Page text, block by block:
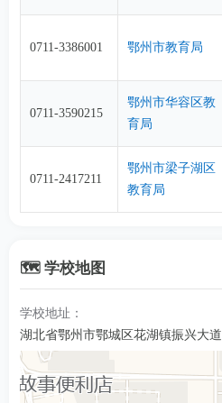
0711-3386001 鄂州市教育局
0711-3590215
鄂州市华容区教
育局
0711-2417211
鄂州市梁子湖区
教育局
🗺️ 学校地图
学校地址：
湖北省鄂州市鄂城区花湖镇振兴大